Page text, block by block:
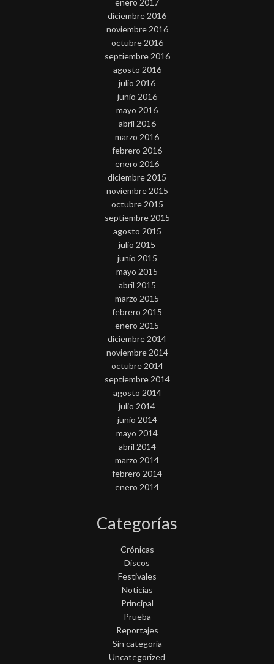
enero 2017
diciembre 2016
noviembre 2016
octubre 2016
septiembre 2016
agosto 2016
julio 2016
junio 2016
mayo 2016
abril 2016
marzo 2016
febrero 2016
enero 2016
diciembre 2015
noviembre 2015
octubre 2015
septiembre 2015
agosto 2015
julio 2015
junio 2015
mayo 2015
abril 2015
marzo 2015
febrero 2015
enero 2015
diciembre 2014
noviembre 2014
octubre 2014
septiembre 2014
agosto 2014
julio 2014
junio 2014
mayo 2014
abril 2014
marzo 2014
febrero 2014
enero 2014
Categorías
Crónicas
Discos
Festivales
Noticias
Principal
Prueba
Reportajes
Sin categoría
Uncategorized